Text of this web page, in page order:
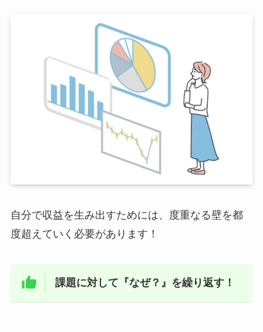
自分で収益を生み出すためには、度重なる壁を都
度超えていく必要があります！
課題に対して『なぜ？』を繰り返す！